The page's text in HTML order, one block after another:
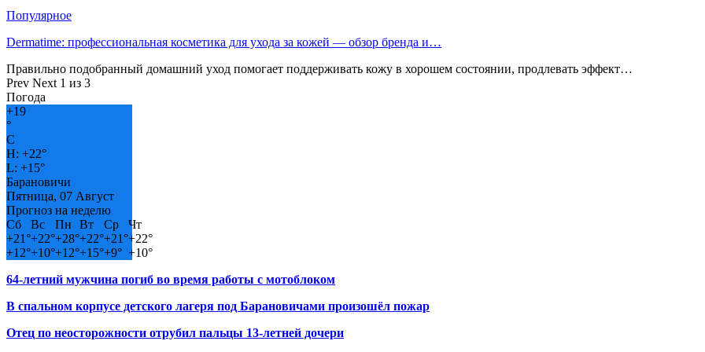
Популярное
Dermatime: профессиональная косметика для ухода за кожей — обзор бренда и…
Правильно подобранный домашний уход помогает поддерживать кожу в хорошем состоянии, продлевать эффект…
Prev Next 1 из 3
Погода
+19
°
C
H: +22°
L: +15°
Барановичи
Пятница, 07 Август
Прогноз на неделю
Сб
Вс Пн Вт Ср
Чт
+21°+22°+28°+22°+21°+22°
+12°+10°+12°+15°+9° +10°
64-летний мужчина погиб во время работы с мотоблоком
В спальном корпусе детского лагеря под Барановичами произошёл пожар
Отец по неосторожности отрубил пальцы 13-летней дочери